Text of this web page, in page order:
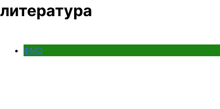
литература
ФМО